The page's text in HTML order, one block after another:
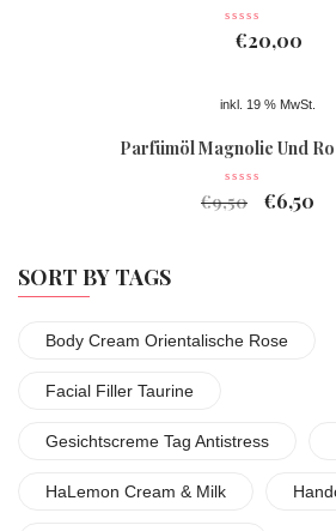
€20,00
inkl. 19 % MwSt.
Parfümöl Magnolie Und
€9,50 €6,50
SORT BY TAGS
Body Cream Orientalische Rose
Facial Filler Taurine
Gesichtscreme Tag Antistress
HaLemon Cream & Milk